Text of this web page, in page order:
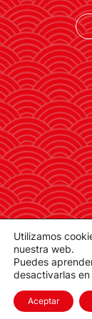
Plaza
©
Utilizamos
nuestra web.
Puedes
desactivarlas en
Aceptar